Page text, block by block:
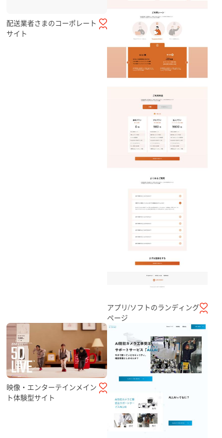
配送業者さまのコーポレート
サイト
アプリ/ソフトのランディング
ページ
映像・エンターテインメイン
ト体験型サイト